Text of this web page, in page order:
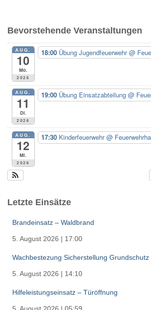
n
n
:
Bevorstehende Veranstaltungen
AUG.
10
Mo.
2026
18:00 Übung Jugendfeuerwehr@
AUG.
11
Di.
2026
19:00 Übung Einsatzabteilung @
AUG.
12
Mi.
2026
17:30 Kinderfeuerwehr@
Letzte Einsätze
Brandeinsatz – Waldbrand
5. August 2026 | 17:00
Wachbestezung Sicherstellung Grundschutz
5. August 2026 | 14:10
Hilfeleistungseinsatz – Türöffnung